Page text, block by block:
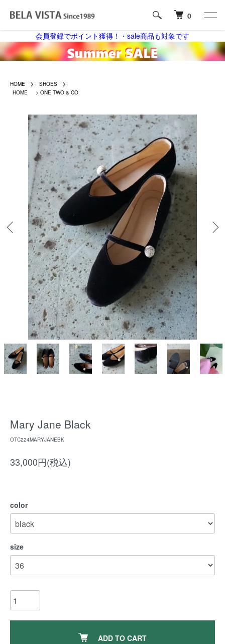
0
会員登録でポイント獲得！・sale商品も対象です
HOME
SHOES
HOME
> ONE TWO & CO.
Mary Jane Black
OTC224MARYJANEBK
33,000円(税込)
color
size
ADD TO CART